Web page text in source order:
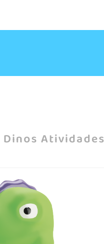
Atividades